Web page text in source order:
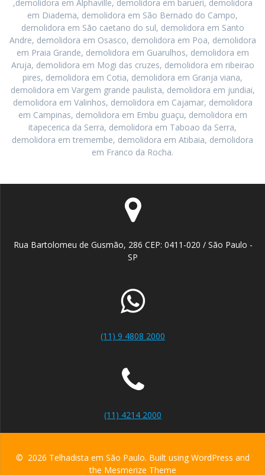
,demolidora em Alphaville, demolidora em barueri, demolidora
em Diadema, demolidora em São Bernado do Campo,
demolidora em São caetano do sul, demolidora em Santo
Andre, demolidora em Osasco, demolidora em Poa, demolidora
em Praia Grande, demolidora em Guarulhos, demolidora em
Aruja, demolidora em Mogi das cruzes, demolidora em ribeirao
pires, demolidora em Cotia, demolidora em Granja viana,
demolidora em Vargem grande paulista, demolidora em jundiai,
demolidora em Valinhos, demolidora em Cajamar, demolidora
em Campinas, demolidora em Embu guaçu, demolidora em
itapecerica da Serra, demolidora em Taboao da Serra,
demolidora em tremembe, demolidora em Atibaia, demolidora
em Franco da Rocha.
Rua Bartolomeu de Gusmão, 286 CEP: 0411-020 / São Paulo -
SP
(11) 9 4808 2000
(11) 4214 2000
© 2026 Telhadista em São Paulo. Built using WordPress and
the Mesmerize Theme